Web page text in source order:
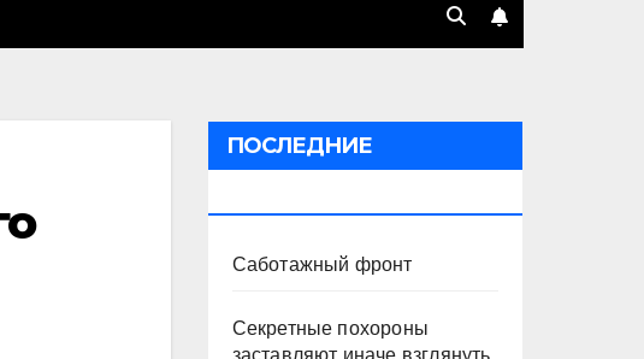
ПОСЛЕДНИЕ
Саботажный фронт
Секретные похороны
заставляют иначе взглянуть